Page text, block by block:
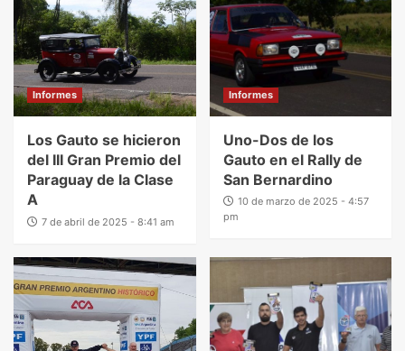
Informes
Los Gauto se hicieron
del III Gran Premio del
Paraguay de la Clase
A
7 de abril de 2025 - 8:41 am
Informes
Uno-Dos de los
Gauto en el Rally de
San Bernardino
10 de marzo de 2025 - 4:57
pm